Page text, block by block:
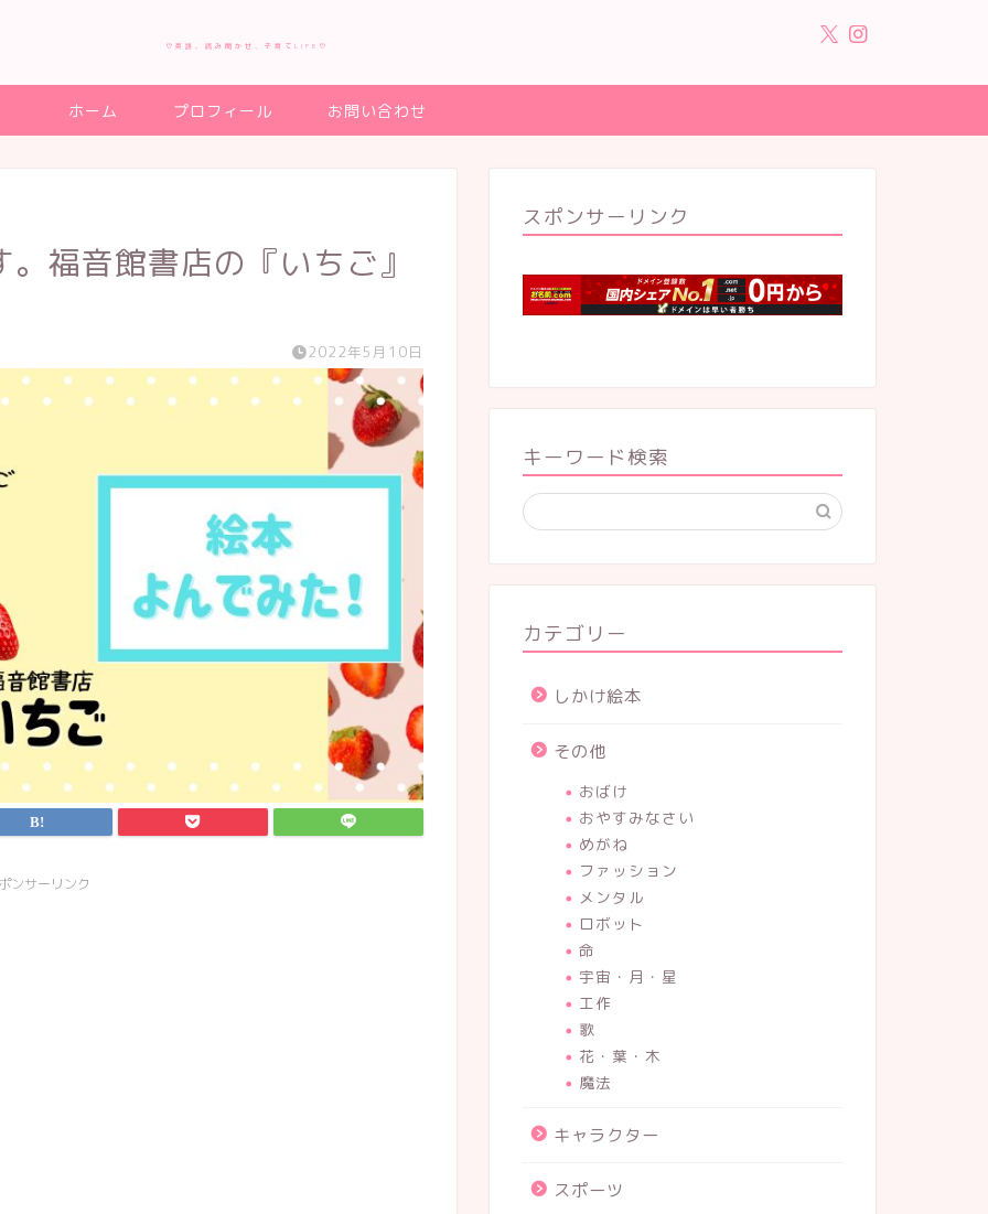
♡英語、読み聞かせ、子育てLIFE♡
ホーム プロフィール お問い合わせ
福音館書店の『いちご』
2022年5月10日
ンサーリンク
スポンサーリンク
キーワード検索
カテゴリー
しかけ絵本
その他
おばけ
おやすみなさい
めがね
ファッション
メンタル
ロボット
命
宇宙・月・星
工作
歌
花・葉・木
魔法
キャラクター
スポーツ